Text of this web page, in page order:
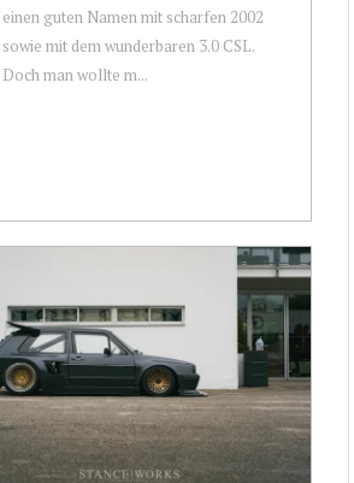
einen guten Namen mit scharfen 2002
sowie mit dem wunderbaren 3.0 CSL.
Doch man wollte m...